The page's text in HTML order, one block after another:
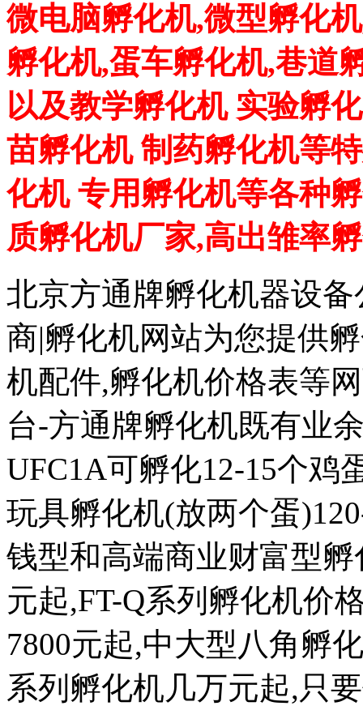
微电脑孵化机,微型孵化
孵化机,蛋车孵化机,巷道
以及教学孵化机 实验孵
苗孵化机 制药孵化机等
化机 专用孵化机等各种
质孵化机厂家,高出雏率
北京方通牌孵化机器设
商|孵化机网站为您提供
机配件,孵化机价格表等
台-方通牌孵化机既有业
UFC1A可孵化12-15个鸡
玩具孵化机(放两个蛋
钱型和高端商业财富型
元起,FT-Q系列孵化机价
7800元起,中大型八角孵
系列孵化机几万元起,只